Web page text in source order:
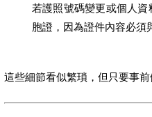
若護照號碼變更或個人
胞證，因為證件內容必須
這些細節看似繁瑣，但只要事前